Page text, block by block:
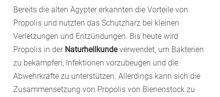
Bereits die alten Ägypter erkannten die Vorteile von
Propolis und nutzten das Schutzharz bei kleinen
Verletzungen und Entzündungen. Bis heute wird
Propolis in der Naturheilkundeverwendet, um Bakterien
zu bekämpfen, Infektionen vorzubeugen und die
Abwehrkräfte zu unterstützen. Allerdings kann sich die
Zusammensetzung von Propolis von Bienenstock zu